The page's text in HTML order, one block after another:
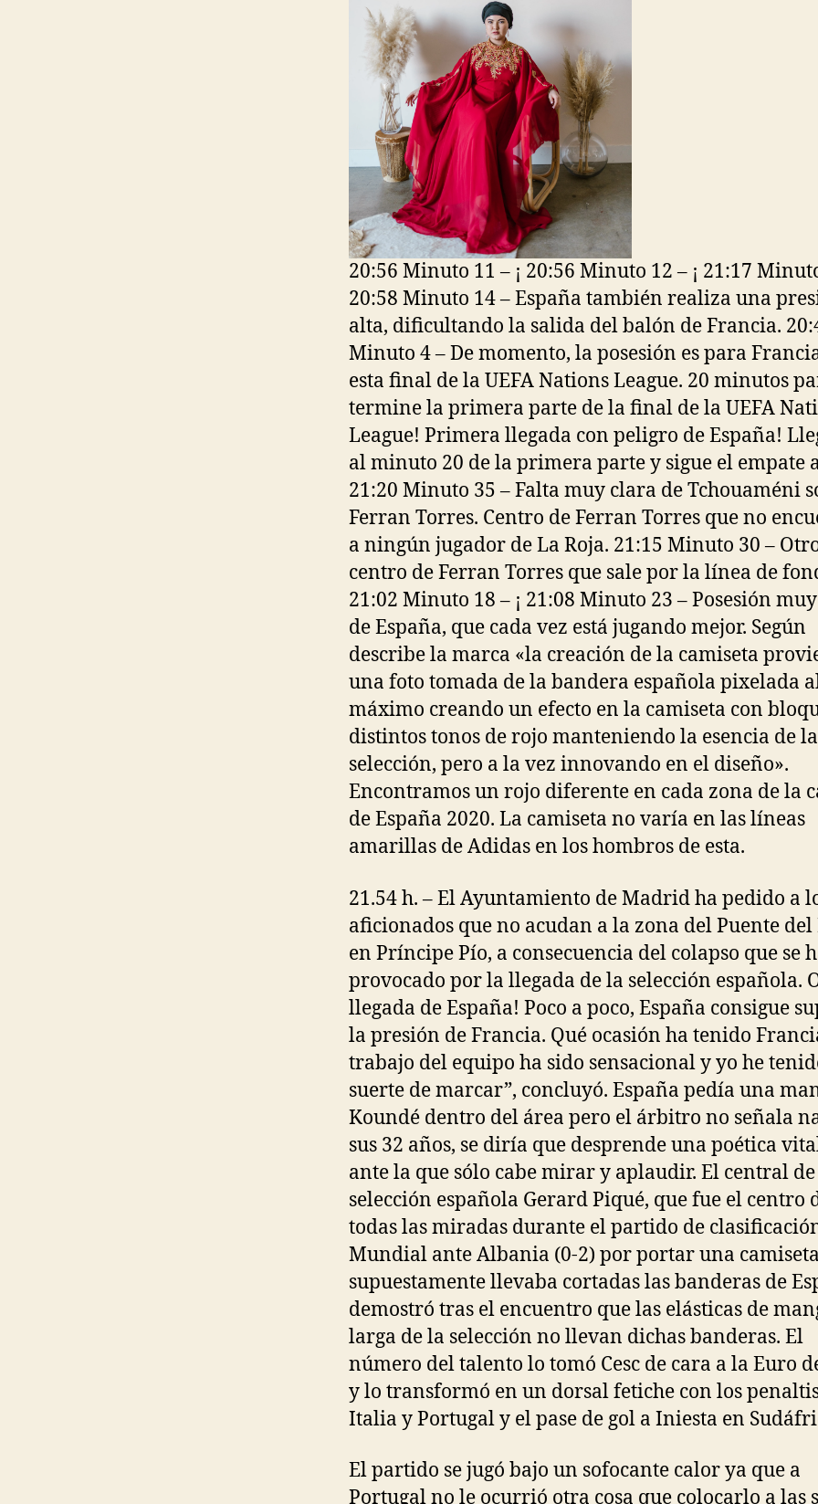
20:56 Minuto 11 – ¡ 20:56 Minuto 12 – ¡ 21:17
20:58 Minuto 14 – España también realiza una
alta, dificultando la salida del balón de Francia.
Minuto 4 – De momento, la posesión es para
esta final de la UEFA Nations League. 20 minutos
termine la primera parte de la final de la UEFA
League! Primera llegada con peligro de España!
al minuto 20 de la primera parte y sigue el empate
21:20 Minuto 35 – Falta muy clara de Tchouaméni
Ferran Torres. Centro de Ferran Torres que no
a ningún jugador de La Roja. 21:15 Minuto 30 –
centro de Ferran Torres que sale por la línea de
21:02 Minuto 18 – ¡ 21:08 Minuto 23 – Posesión
de España, que cada vez está jugando mejor. Según
describe la marca «la creación de la camiseta
una foto tomada de la bandera española pixelada
máximo creando un efecto en la camiseta con
distintos tonos de rojo manteniendo la esencia de la
selección, pero a la vez innovando en el diseño».
Encontramos un rojo diferente en cada zona de la
de España 2020. La camiseta no varía en las líneas
amarillas de Adidas en los hombros de esta.
21.54 h. – El Ayuntamiento de Madrid ha pedido a
aficionados que no acudan a la zona del Puente del
en Príncipe Pío, a consecuencia del colapso que se
provocado por la llegada de la selección española.
llegada de España! Poco a poco, España consigue
la presión de Francia. Qué ocasión ha tenido
trabajo del equipo ha sido sensacional y yo he
suerte de marcar”, concluyó. España pedía una
Koundé dentro del área pero el árbitro no señala
sus 32 años, se diría que desprende una poética
ante la que sólo cabe mirar y aplaudir. El central
selección española Gerard Piqué, que fue el centro
todas las miradas durante el partido de
Mundial ante Albania (0-2) por portar una
supuestamente llevaba cortadas las banderas de
demostró tras el encuentro que las elásticas de
larga de la selección no llevan dichas banderas. El
número del talento lo tomó Cesc de cara a la Euro
y lo transformó en un dorsal fetiche con los
Italia y Portugal y el pase de gol a Iniesta en
El partido se jugó bajo un sofocante calor ya que a
Portugal no le ocurrió otra cosa que colocarlo a las